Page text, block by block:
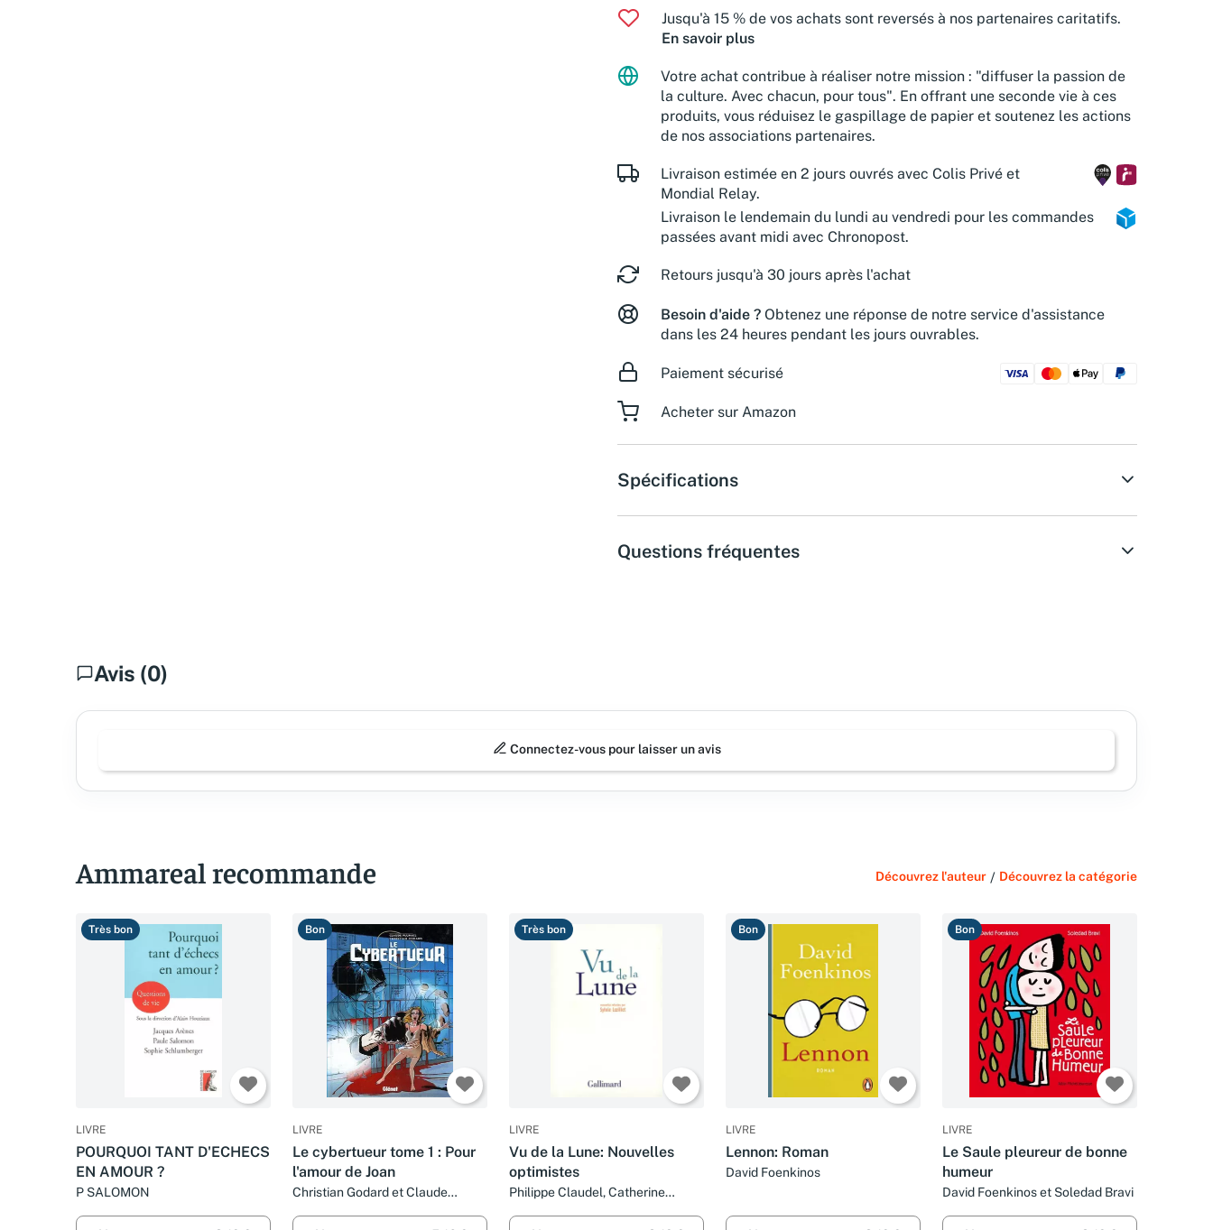
Jusqu'à 15 % de vos achats sont reversés à nos partenaires caritatifs.
En savoir plus
Votre achat contribue à réaliser notre mission : "diffuser la passion de
la culture. Avec chacun, pour tous". En offrant une seconde vie à ces
produits, vous réduisez le gaspillage de papier et soutenez les actions
de nos associations partenaires.
Livraison estimée en 2 jours ouvrés avec Colis Privé et
Mondial Relay.
Livraison le lendemain du lundi au vendredi pour les commandes
passées avant midi avec Chronopost.
Retours jusqu'à 30 jours après l'achat
Besoin d'aide ? Obtenez une réponse de notre service d'assistance
dans les 24 heures pendant les jours ouvrables.
Paiement sécurisé
Acheter sur Amazon
Spécifications
Questions fréquentes
Avis (0)
Connectez-vous pour laisser un avis
Ammareal recommande Découvrez l'auteur / Découvrez la catégorie
Très bon
LIVRE
POURQUOI TANT D'ECHECS
EN AMOUR ?
P SALOMON
Bon
LIVRE
Le cybertueur tome 1 : Pour
l'amour de Joan
Christian Godard et Claude
Très bon
LIVRE
Vu de la Lune: Nouvelles
optimistes
Philippe Claudel, Catherine
Emmanuel Pierrat, Arnaud
Bon
LIVRE
Lennon: Roman
David Foenkinos
Bon
LIVRE
Le Saule pleureur de bonne
humeur
David Foenkinos et Soledad Bravi